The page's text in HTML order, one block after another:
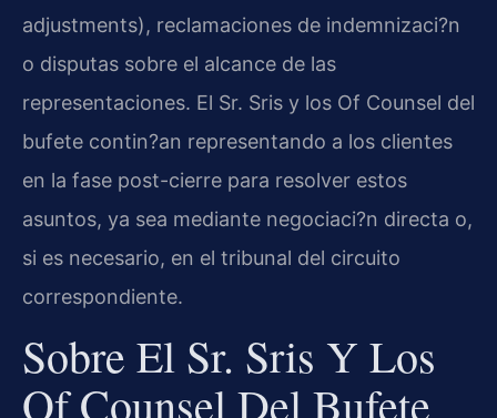
adjustments), reclamaciones de indemnizaci?n
o disputas sobre el alcance de las
representaciones. El Sr. Sris y los Of Counsel del
bufete contin?an representando a los clientes
en la fase post-cierre para resolver estos
asuntos, ya sea mediante negociaci?n directa o,
si es necesario, en el tribunal del circuito
correspondiente.
Sobre El Sr. Sris Y Los
Of Counsel Del Bufete